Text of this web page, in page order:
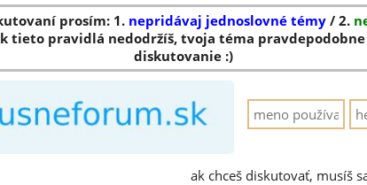
prosím: 1. nepridávaj jednoslovné témy / 2.
tieto pravidlá nedodržíš, tvoja téma pravdepodobne
diskutovanie :)
ak chceš diskutovať, musíš